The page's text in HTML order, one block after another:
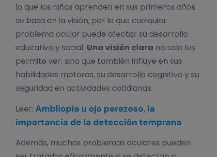
lo que los niños aprenden en sus primeros años
se basa en la visión, por lo que cualquier
problema ocular puede afectar su desarrollo
educativo y social. Una visión clara no solo les
permite ver, sino que también influye en sus
habilidades motoras, su desarrollo cognitivo y su
seguridad en actividades cotidianas.
Leer: Ambliopía u ojo perezoso, la
importancia de la detección temprana
Además, muchos problemas oculares pueden